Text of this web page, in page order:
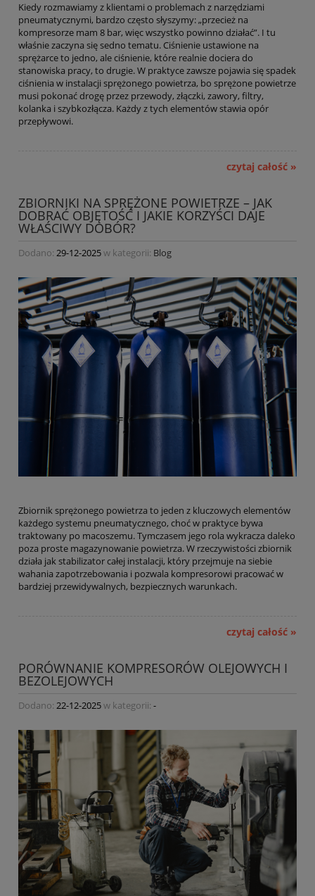
Kiedy rozmawiamy z klientami o problemach z narzędziami
pneumatycznymi, bardzo często słyszymy: „przecież na
kompresorze mam 8 bar, więc wszystko powinno działać”. I tu
właśnie zaczyna się sedno tematu. Ciśnienie ustawione na
sprężarce to jedno, ale ciśnienie, które realnie dociera do
stanowiska pracy, to drugie. W praktyce zawsze pojawia się spadek
ciśnienia w instalacji sprężonego powietrza, bo sprężone powietrze
musi pokonać drogę przez przewody, złączki, zawory, filtry,
kolanka i szybkozłącza. Każdy z tych elementów stawia opór
przepływowi.
czytaj całość »
ZBIORNIKI NA SPRĘŻONE POWIETRZE – JAK
DOBRAĆ OBJĘTOŚĆ I JAKIE KORZYŚCI DAJE
WŁAŚCIWY DOBÓR?
Dodano: 29-12-2025w kategorii: Blog
Zbiornik sprężonego powietrza to jeden z kluczowych elementów
każdego systemu pneumatycznego, choć w praktyce bywa
traktowany po macoszemu. Tymczasem jego rola wykracza daleko
poza proste magazynowanie powietrza. W rzeczywistości zbiornik
działa jak stabilizator całej instalacji, który przejmuje na siebie
wahania zapotrzebowania i pozwala kompresorowi pracować w
bardziej przewidywalnych, bezpiecznych warunkach.
czytaj całość »
PORÓWNANIE KOMPRESORÓW OLEJOWYCH I
BEZOLEJOWYCH
Dodano: 22-12-2025w kategorii: -